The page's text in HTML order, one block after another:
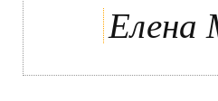
Елена